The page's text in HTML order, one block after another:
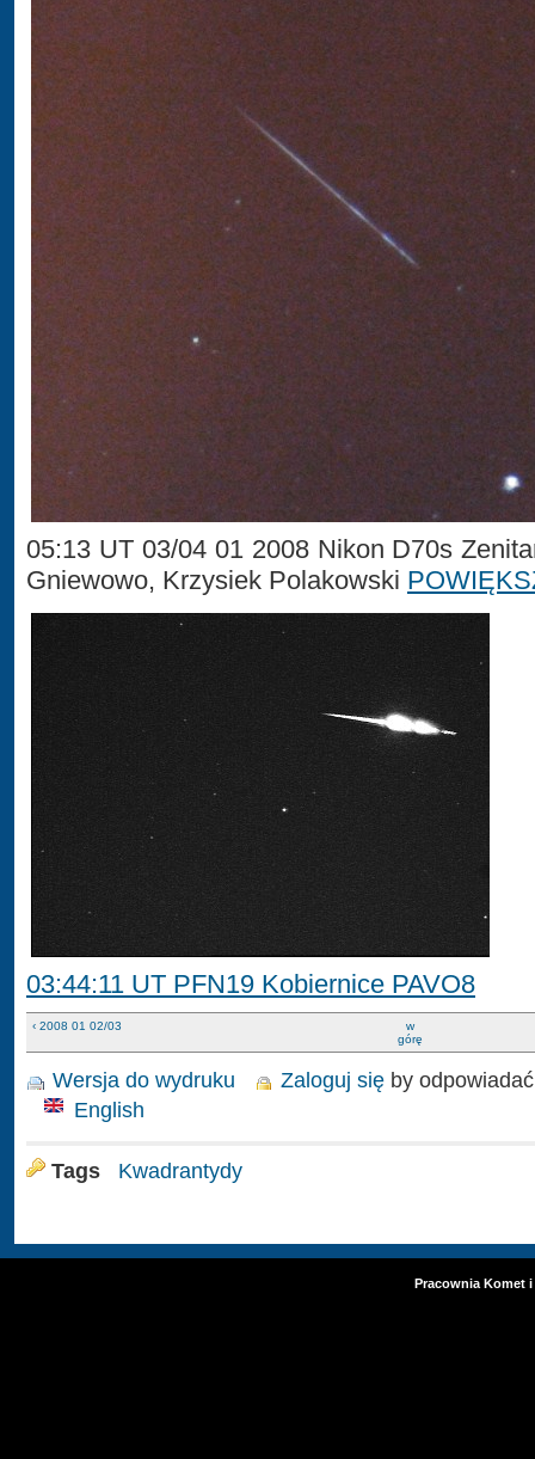
05:13 UT 03/04 01 2008 Nikon D70s
Gniewowo, Krzysiek Polakowski
03:44:11 UT PFN19 Kobiernice PAVO8
‹ 2008 01 02/03
w
górę
Wersja do wydruku Zaloguj się by odpowiadać
English
Tags Kwadrantydy
Pracownia Komet